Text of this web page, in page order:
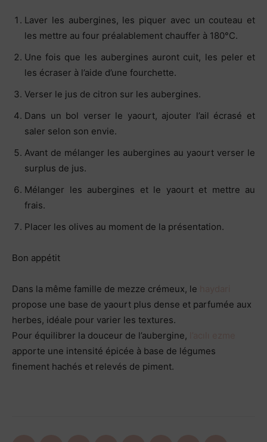
Laver les aubergines, les piquer avec un couteau et
les mettre au four préalablement chauffer à 180°C.
Une fois que les aubergines auront cuit, les peler et
les écraser à l’aide d’une fourchette.
Verser le jus de citron sur les aubergines.
Dans un bol verser le yaourt, ajouter l’ail écrasé et
saler selon son envie.
Avant de mélanger les aubergines au yaourt verser le
surplus de jus.
Mélanger les aubergines et le yaourt et mettre au
frais.
Placer les olives au moment de la présentation.
Bon appétit
Dans la même famille de mezze crémeux, le
propose une base de yaourt plus dense et parfumée aux
herbes, idéale pour varier les textures.
Pour équilibrer la douceur de l’aubergine,
apporte une intensité épicée à base de légumes
finement hachés et relevés de piment.